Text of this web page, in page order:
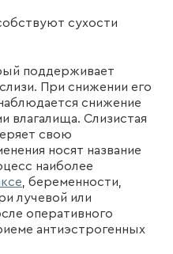
сухости
поддерживает
При снижении его
снижение
влагалища. Слизистая
свою
носят название
наиболее
, беременности,
лучевой или
оперативного
антиэстрогенных